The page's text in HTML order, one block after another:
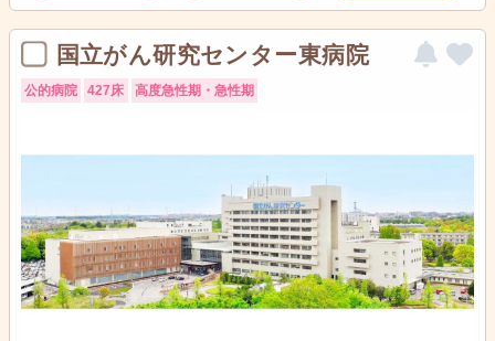
国立がん研究センター東病院
公的病院 427床 高度急性期・急性期